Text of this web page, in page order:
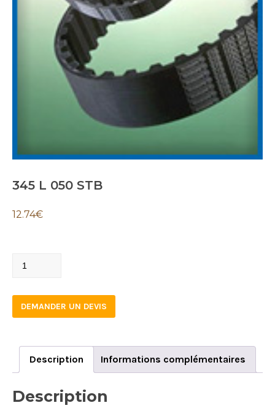
345 L 050 STB
12.74€
345
050
STB
DEMANDER UN DEVIS
Description Informations complémentaires
Description